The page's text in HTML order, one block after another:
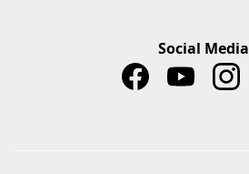
Social Media